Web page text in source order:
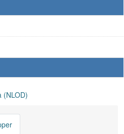
(NLOD)